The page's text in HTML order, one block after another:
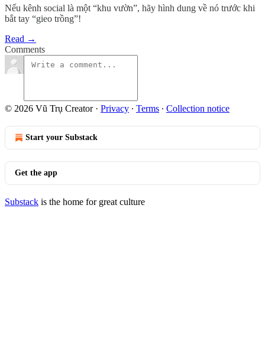
Nếu kênh social là một “khu vườn”, hãy hình dung về nó trước khi
bắt tay “gieo trồng”!
Read →
Comments
© 2026 Vũ Trụ Creator· Privacy ∙ Terms ∙ Collection notice
Start your Substack
Get the app
Substack is the home for great culture